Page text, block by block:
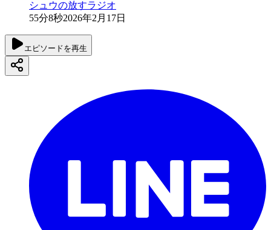
シュウの放すラジオ
55分8秒2026年2月17日
エピソードを再生